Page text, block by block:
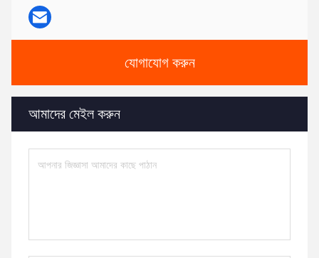
যোগাযোগ করুন
আমাদের মেইল ​​করুন